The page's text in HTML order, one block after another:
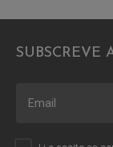
SUBSCREVE